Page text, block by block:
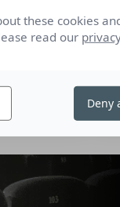
these cookies
read our
Deny